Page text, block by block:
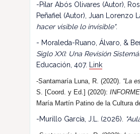
-Pilar Abós Olivares (Autor),
Peñafiel (Autor), Juan Lorenzo
hacer visible lo invisible".
- Moraleda-Ruano, Álvaro, &
Siglo XXI: Una Revisión
Educación, 407.
Link
-Santamaría Luna, R. (2020). “La
S. [Coord. y Ed.] (2020):
María Martín Patino de la Cultura
-Murillo García, J.L. (2026).